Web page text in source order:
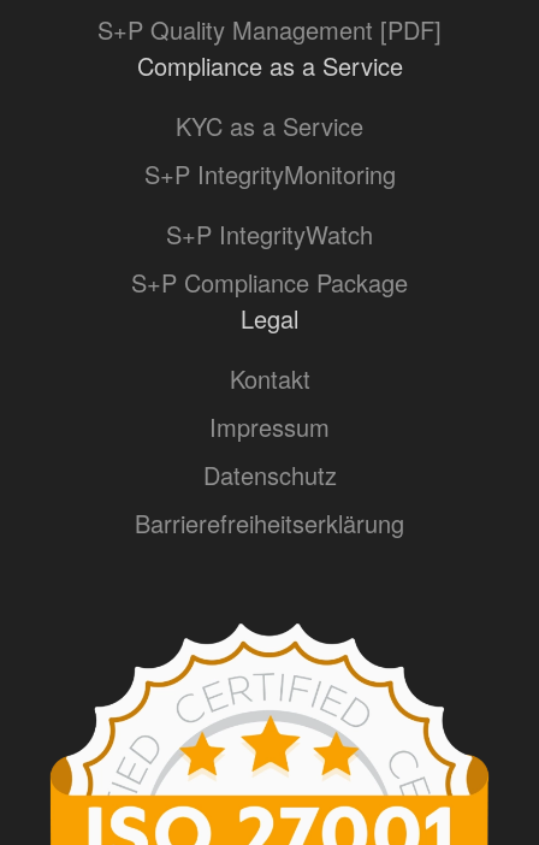
S+P Quality Management [PDF]
Compliance as a Service
KYC as a Service
S+P IntegrityMonitoring
S+P IntegrityWatch
S+P Compliance Package
Legal
Kontakt
Impressum
Datenschutz
Barrierefreiheitserklärung